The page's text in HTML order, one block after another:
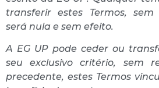
transferir estes Termos,
será nula e sem efeito.
A EG UP pode ceder ou
seu exclusivo critério, sem
precedente, estes Termos